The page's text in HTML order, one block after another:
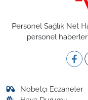
Personel Sağlık Net
personel
Nöbetçi Eczaneler